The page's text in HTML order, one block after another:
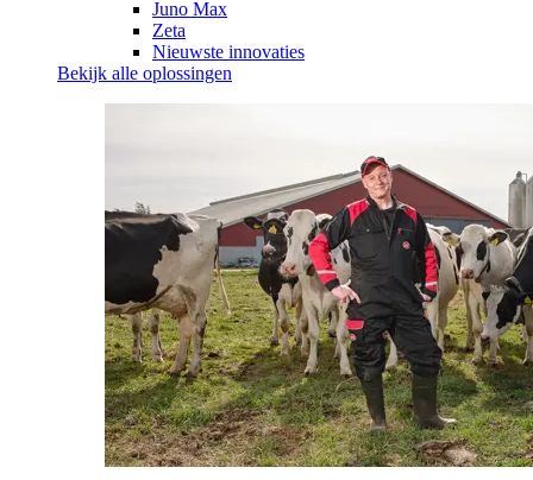
Juno Max
Zeta
Nieuwste innovaties
Bekijk alle oplossingen